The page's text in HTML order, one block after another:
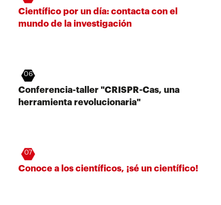
Científico por un día: contacta con el
mundo de la investigación
06
Conferencia-taller "CRISPR-Cas, una
herramienta revolucionaria"
07
Conoce a los científicos, ¡sé un científico!